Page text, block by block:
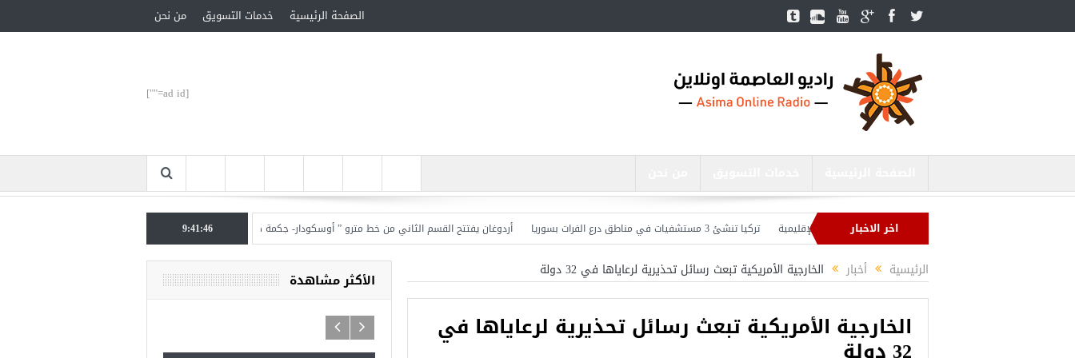
الصفحة الرئيسية خدمات التسويق من نحن
[ad id=""]
اخر الاخبار
الدفاع التركي يبحث مع نظيره الروسي القضايا الأمنية الإقليمية تركيا تنشئ 3 مستشفيات في مناطق درع الفرات بسوريا أردوغان يفتتح القسم الثاني من خط مترو ” أوسكودار- جكمة كوي” الأحد المقبل
تركيا تحتل المرتبة الأولى عالميا بالمساعدات
بصدد إنهاء الاستعدادات لشنّ عملية جديدة في سوريا.. وأردوغان يحذّر
9:41:47
الرئيسية أخبار الخارجية الأمريكية تبعث رسائل تحذيرية لرعاياها في 32 دولة
الخارجية الأمريكية تبعث رسائل تحذيرية لرعاياها في
الأكثر مشاهدة